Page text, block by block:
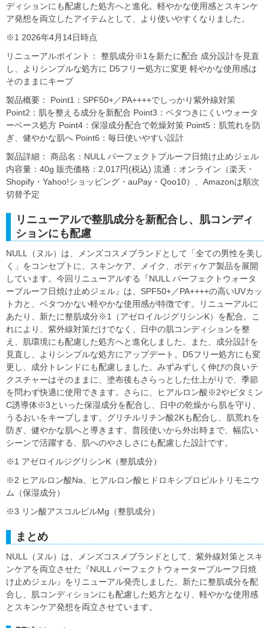
ディションにも配慮した処方へと進化。軽やかな使用感とスキンケ
ア発想を両立したアイテムとして、より使いやすくなりました。
※1 2026年4月14日時点
リニューアルポイント： 整肌成分※1を新たに配合 成分設計を見直
し、よりシンプルな処方に D5フリー処方に変更 軽やかな使用感は
そのままにキープ
製品概要： Point1：SPF50+／PA++++でしっかり紫外線対策
Point2：肌を整える成分を新配合 Point3：ベタつきにくいウォータ
ーベース処方 Point4：保湿成分配合で乾燥対策 Point5：肌荒れを防
ぎ、健やかな肌へ Point6：毎日使いやすい設計
製品詳細： 商品名：NULL パーフェクトプルーフ日焼け止めジェル
内容量：40g 販売価格：2,017円(税込) 流通：オンライン（楽天・
Shopify・Yahoo!ショッピング・auPay・Qoo10）、Amazonは順次
切替予定
リニューアルで整肌成分を新配合し、肌コンディ
ションにも配慮
NULL（ヌル）は、メンズコスメブランドとして「全ての男性を美し
く」をコンセプトに、スキンケア、メイク、ボディケア製品を展開
しています。今回リニューアルする『NULL パーフェクトウォータ
ープルーフ日焼け止めジェル』は、SPF50+／PA++++の高いUVカッ
ト力と、ベタつかない軽やかな使用感が特徴です。リニューアルに
あたり、新たに整肌成分※1（アゼロイルジグリシンK）を配合。こ
れにより、紫外線対策だけでなく、日中の肌コンディションを整
え、肌環境にも配慮した処方へと進化しました。また、成分設計を
見直し、よりシンプルな処方にアップデート。D5フリー処方にも変
更し、成分トレンドにも配慮しました。みずみずしく伸びの良いテ
クスチャーはそのままに、塗布後もさらっとした仕上がりで、季節
を問わず快適に使用できます。さらに、ヒアルロン酸※2やビタミン
C誘導体※3といった保湿成分を配合し、日中の乾燥から肌を守り、
うるおいをキープします。グリチルリチン酸2Kも配合し、肌荒れを
防ぎ、健やかな肌へと導きます。普段使いから外出時まで、幅広い
シーンで活躍する、肌へのやさしさにも配慮した設計です。
※1 アゼロイルジグリシンK（整肌成分）
※2 ヒアルロン酸Na、ヒアルロン酸ヒドロキシプロピルトリモニウ
ム（保湿成分）
※3 リン酸アスコルビルMg（整肌成分）
まとめ
NULL（ヌル）は、メンズコスメブランドとして、紫外線対策とスキ
ンケアを両立させた『NULL パーフェクトウォータープルーフ日焼
け止めジェル』をリニューアル発売しました。新たに整肌成分を配
合し、肌コンディションにも配慮した処方となり、軽やかな使用感
とスキンケア発想を両立させています。